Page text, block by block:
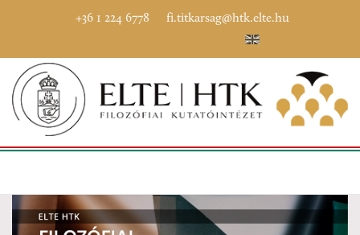
+36 1 224 6778 fi.titkarsag@htk.elte.hu